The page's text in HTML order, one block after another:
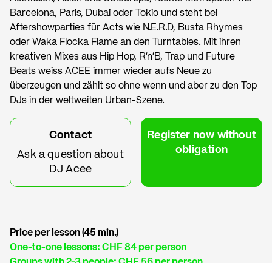
Barcelona, Paris, Dubai oder Tokio und steht bei
Aftershowparties für Acts wie N.E.R.D, Busta Rhymes
oder Waka Flocka Flame an den Turntables. Mit ihren
kreativen Mixes aus Hip Hop, R'n'B, Trap und Future
Beats weiss ACEE immer wieder aufs Neue zu
überzeugen und zählt so ohne wenn und aber zu den Top
DJs in der weltweiten Urban-Szene.
Contact
Ask a question about
DJ Acee
Register now without
obligation
Price per lesson (45 min.)
One-to-one lessons: CHF 84 per person